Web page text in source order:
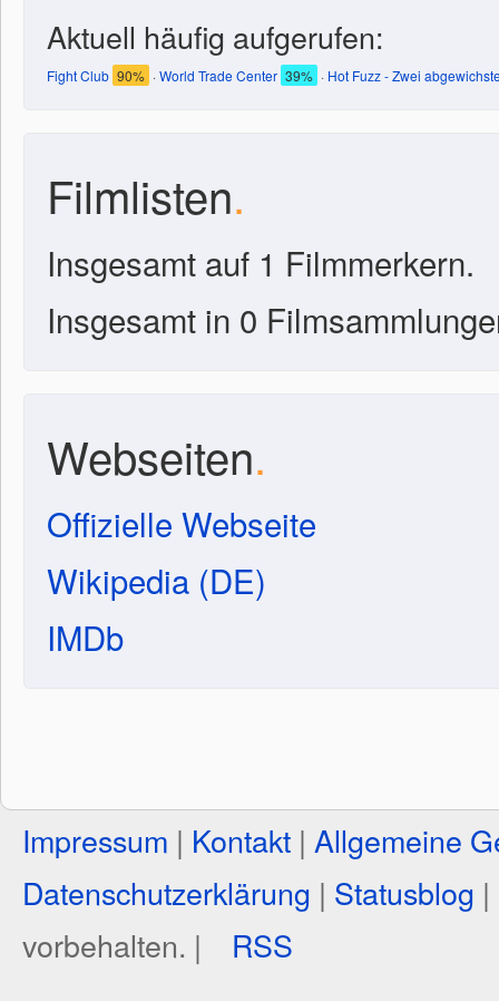
Aktuell häufig aufgerufen:
Fight Club 90% ·World Trade Center 39% · Hot Fuzz - Zwei
Filmlisten.
Insgesamt auf 1 Filmmerkern.
Insgesamt in 0
Webseiten.
Offizielle Webseite
Wikipedia (DE)
IMDb
Impressum | Kontakt | Allgemeine
Datenschutzerklärung | Statusblog |
vorbehalten. |
RSS